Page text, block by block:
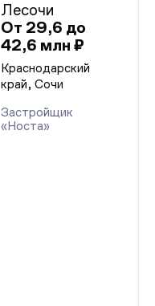
Лесочи
От 29,6 до
42,6 млн ₽
Краснодарский
край, Сочи
Застройщик
«Носта»